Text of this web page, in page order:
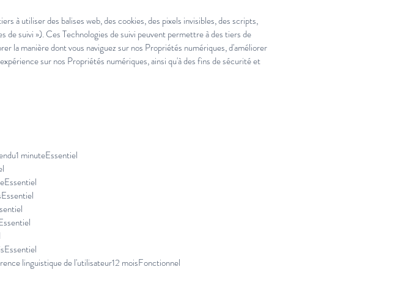
à utiliser des balises web, des cookies, des pixels invisibles, des scripts,
de suivi »). Ces Technologies de suivi peuvent permettre à des tiers de
la manière dont vous naviguez sur nos Propriétés numériques, d'améliorer
sur nos Propriétés numériques, ainsi qu'à des fins de sécurité et
minuteEssentiel
linguistique de l'utilisateur12 moisFonctionnel